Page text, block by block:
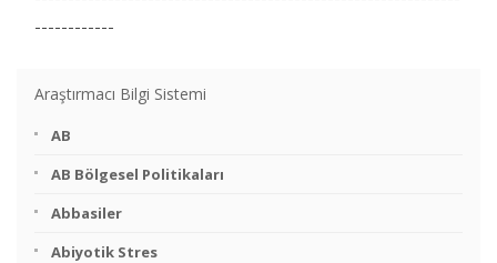
------------
Araştırmacı Bilgi Sistemi
AB
AB Bölgesel Politikaları
Abbasiler
Abiyotik Stres